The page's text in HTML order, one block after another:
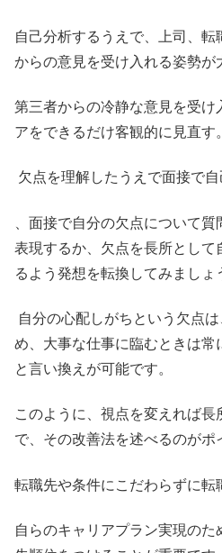
自己分析するうえで、上司、
からの意見を受け入れる姿勢が
第三者からの冷静な意見を受け
アをできるだけ客観的に見直す。
欠点を理解したうえで面接で
、面接で自分の欠点について
表現するか、欠点を長所とし
るよう発想を転換してみましょ
自分の心配しがちという欠点
め、大事な仕事に臨むときは常
と言い換えが可能です。
このように、視点を変えれば
で、その改善法を述べるのがポ
転職先や条件にこだわらずに転
自らのキャリアプラン実現の